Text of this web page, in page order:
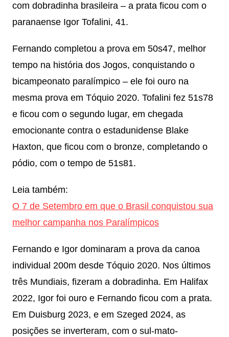
com dobradinha brasileira – a prata ficou com o
paranaense Igor Tofalini, 41.
Fernando completou a prova em 50s47, melhor
tempo na história dos Jogos, conquistando o
bicampeonato paralímpico – ele foi ouro na
mesma prova em Tóquio 2020. Tofalini fez 51s78
e ficou com o segundo lugar, em chegada
emocionante contra o estadunidense Blake
Haxton, que ficou com o bronze, completando o
pódio, com o tempo de 51s81.
Leia também:
O 7 de Setembro em que o Brasil conquistou sua
melhor campanha nos Paralímpicos
Fernando e Igor dominaram a prova da canoa
individual 200m desde Tóquio 2020. Nos últimos
três Mundiais, fizeram a dobradinha. Em Halifax
2022, Igor foi ouro e Fernando ficou com a prata.
Em Duisburg 2023, e em Szeged 2024, as
posições se inverteram, com o sul-mato-